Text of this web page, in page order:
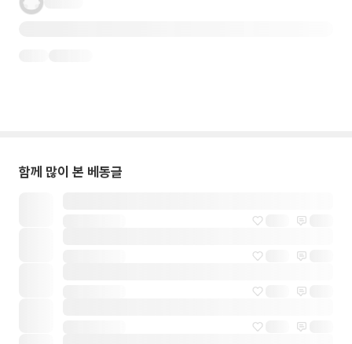
함께 많이 본 베동글